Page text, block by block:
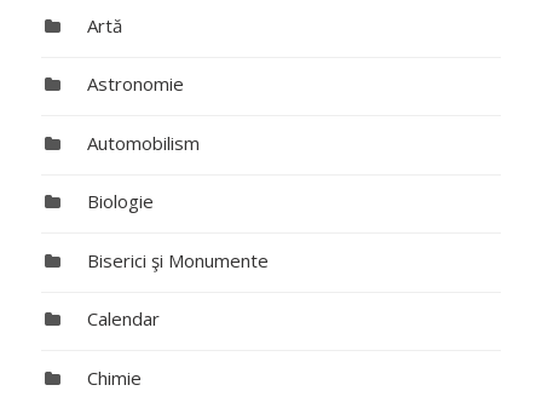
Artă
Astronomie
Automobilism
Biologie
Biserici şi Monumente
Calendar
Chimie